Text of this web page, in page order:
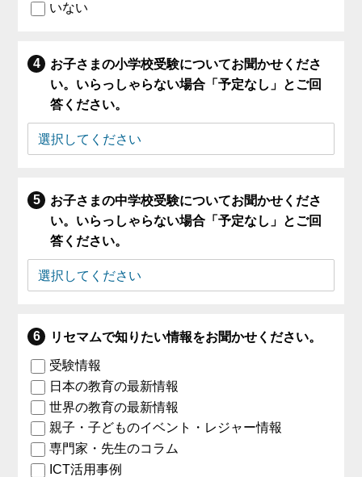
いない
お子さまの小学校受験についてお聞かせくださ
い。いらっしゃらない場合「予定なし」とご回
答ください。
お子さまの中学校受験についてお聞かせくださ
い。いらっしゃらない場合「予定なし」とご回
答ください。
リセマムで知りたい情報をお聞かせください。
受験情報
日本の教育の最新情報
世界の教育の最新情報
親子・子どものイベント・レジャー情報
専門家・先生のコラム
ICT活用事例